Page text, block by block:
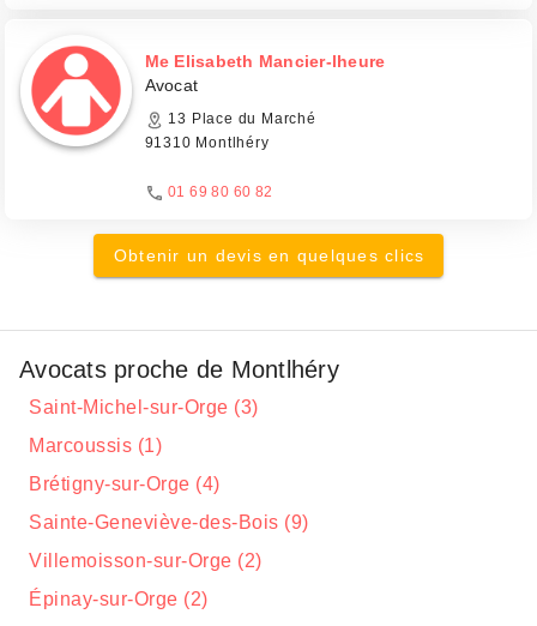
Me Elisabeth Mancier-lheure
Avocat
13 Place du Marché
91310 Montlhéry
01 69 80 60 82
Obtenir un devis en quelques clics
Avocats proche de Montlhéry
Saint-Michel-sur-Orge (3)
Marcoussis (1)
Brétigny-sur-Orge (4)
Sainte-Geneviève-des-Bois (9)
Villemoisson-sur-Orge (2)
Épinay-sur-Orge (2)